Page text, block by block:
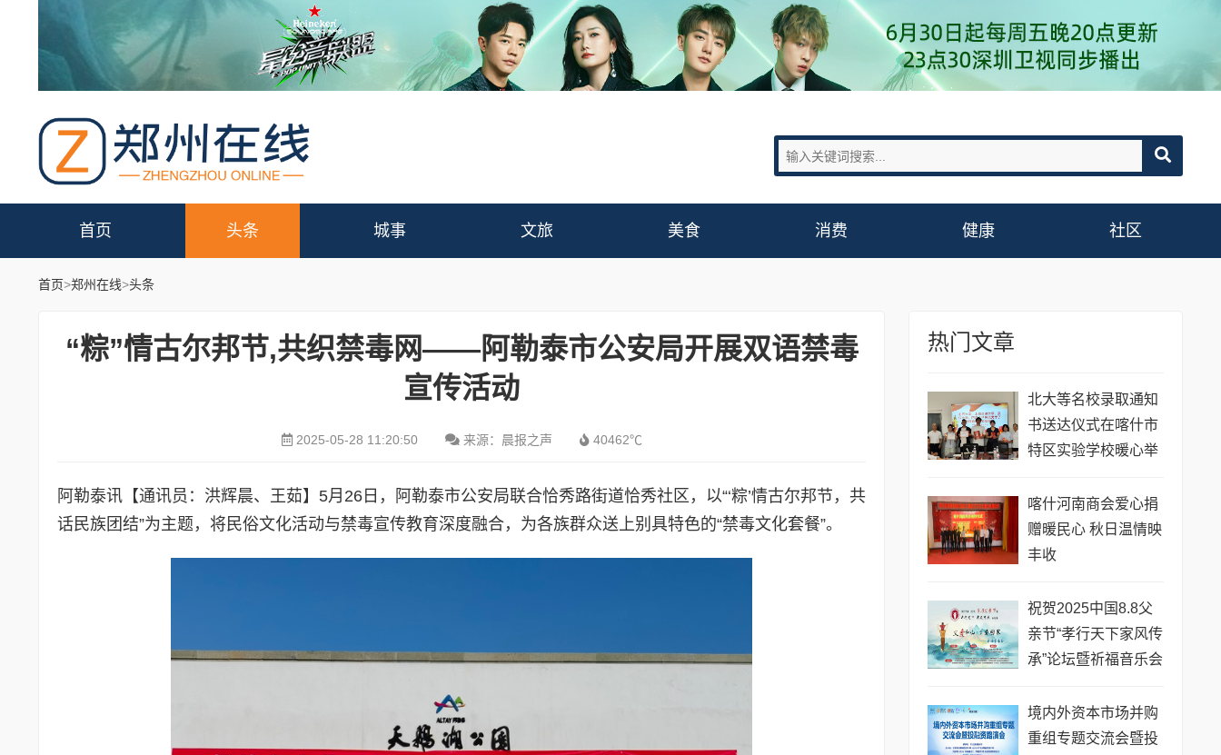
首页 头条 城事 文旅 美食 消费 健康 社区
首页>郑州在线>头条
“粽”情古尔邦节,共织禁毒网——阿勒泰市公安局开展双语禁毒
宣传活动
2025-05-28 11:20:50 来源：晨报之声 40462℃
阿勒泰讯【通讯员：洪辉晨、王茹】5月26日，阿勒泰市公安局联合恰秀路街道恰秀社区，以“‘粽’情古尔邦节，共
话民族团结”为主题，将民俗文化活动与禁毒宣传教育深度融合，为各族群众送上别具特色的“禁毒文化套餐”。
热门文章
北大等名校录取通知
书送达仪式在喀什市
特区实验学校暖心举
喀什河南商会爱心捐
赠暖民心 秋日温情映
丰收
祝贺2025中国8.8父
亲节“孝行天下家风传
承”论坛暨祈福音乐会
境内外资本市场并购
重组专题交流会暨投